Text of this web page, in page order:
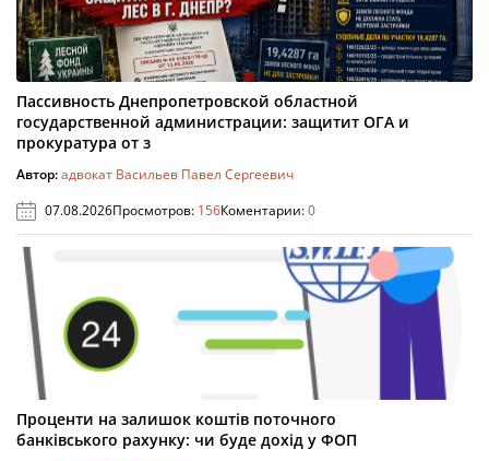
Пассивность Днепропетровской областной
государственной администрации: защитит ОГА и
прокуратура от з
Автор:адвокат Васильев Павел Сергеевич
07.08.2026Просмотров: 156Коментарии:0
Проценти на залишок коштів поточного
банківського рахунку: чи буде дохід у ФОП